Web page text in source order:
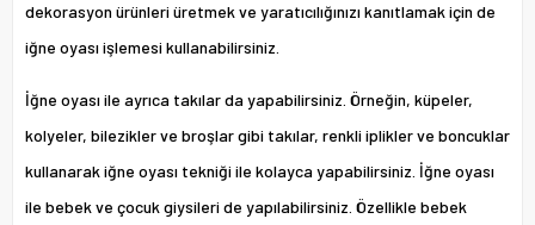
dekorasyon ürünleri üretmek ve yaratıcılığınızı kanıtlamak için de
iğne oyası işlemesi kullanabilirsiniz.
İğne oyası ile ayrıca takılar da yapabilirsiniz. Örneğin, küpeler,
kolyeler, bilezikler ve broşlar gibi takılar, renkli iplikler ve boncuklar
kullanarak iğne oyası tekniği ile kolayca yapabilirsiniz. İğne oyası
ile bebek ve çocuk giysileri de yapılabilirsiniz. Özellikle bebek